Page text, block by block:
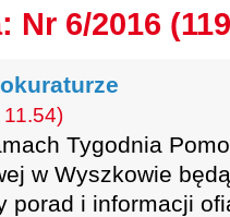
Nr 6/2016
Tygodnia
w Wyszkowie
porad i informacji